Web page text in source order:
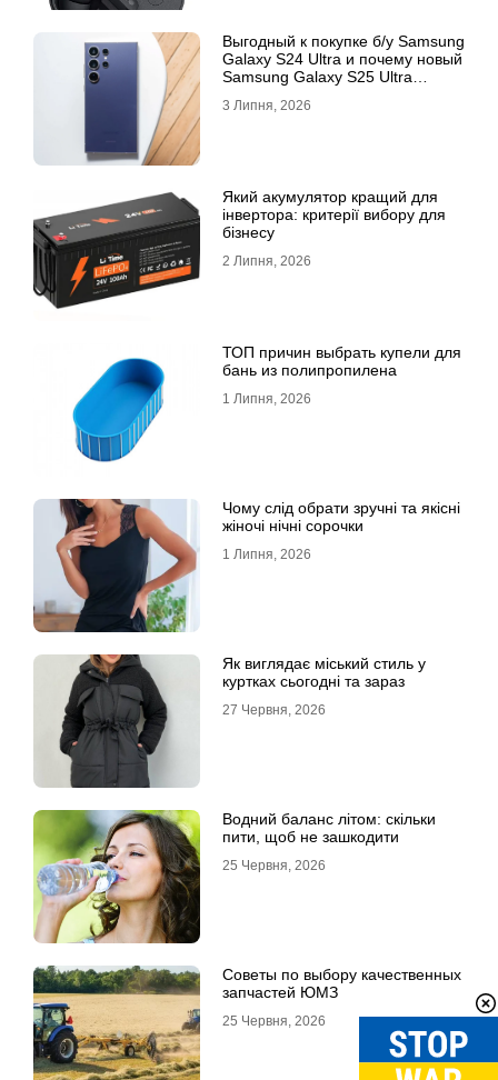
Выгодный к покупке б/у Samsung
Galaxy S24 Ultra и почему новый
Samsung Galaxy S25 Ultra
3 Липня, 2026
Який акумулятор кращий для
інвертора: критерії вибору для
бізнесу
2 Липня, 2026
ТОП причин выбрать купели для
бань из полипропилена
1 Липня, 2026
Чому слід обрати зручні та якісні
жіночі нічні сорочки
1 Липня, 2026
Як виглядає міський стиль у
куртках сьогодні та зараз
27 Червня, 2026
Водний баланс літом: скільки
пити, щоб не зашкодити
25 Червня, 2026
Советы по выбору качественных
запчастей ЮМЗ
25 Червня, 2026